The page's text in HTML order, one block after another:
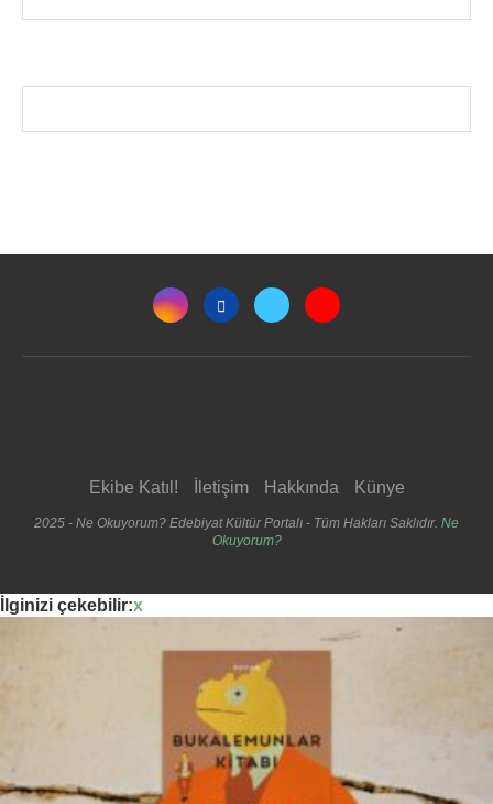
Ekibe Katıl! İletişim Hakkında Künye
2025 - Ne Okuyorum? Edebiyat Kültür Portalı - Tüm Hakları Saklıdır. Ne
Okuyorum?
İlginizi çekebilir:x